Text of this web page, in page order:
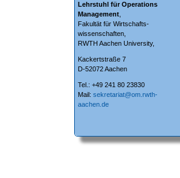
Lehrstuhl für Operations
Management
Fakultät für Wirtschafts-
wissenschaften,
RWTH Aachen University,
Kackertstraße 7
D-52072 Aachen
Tel.: +49 241 80 23830
Mail: sekretariat@om.rwth-
aachen.de